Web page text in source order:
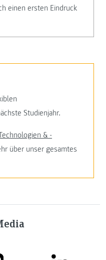
einen ersten Eindruck
Studienjahr.
& -
über unser gesamtes